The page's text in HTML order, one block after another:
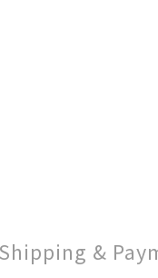
Shipping &